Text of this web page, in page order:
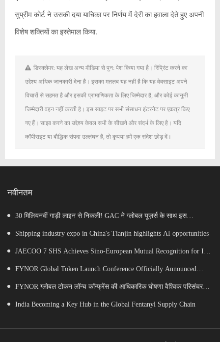
सुप्रीम कोर्ट ने उसकी दया याचिका पर निर्णय में देरी का हवाला देते हुए अपनी
विशेष शक्तियों का इस्तेमाल किया.
डिस्क्लेमर: यह लेख अन्य मीडिया से पुन: पेश किया गया है। रिप्रिंट करने का
उद्देश्य अधिक जानकारी देना है। इसका मतलब यह नहीं है कि यह वेबसाइट अपने
विचारों से सहमत है और इसकी प्रामाणिकता के लिए जिम्मेदार है, और कोई कानूनी
जिम्मेदारी वहन नहीं करती है। इस साइट पर सभी संसाधन इंटरनेट पर एकत्र किए
गए हैं। साझा करने का उद्देश्य केवल सभी के सीखने और संदर्भ के लिए है। यदि
कॉपीराइट या बौद्धिक संपदा उल्लंघन है, तो कृपया हमें एक संदेश छोड़ दें।
नवीनतम
30 मिलियनवीं गाड़ी लाइन से निकली! GAC ने ग्लोबल यूज़र्स के साथ इस
माइलस्टोन का जश्न मनाया
Shipping industry expo in China's Tianjin highlights AI opportunities
JAECOO 7 SHS Achieves Sino-European Mutual Recognition for Its
Full Lifecycle Carbon Footprint of Just 120.40 gCO₂e/km
FYNOR Global Token Launch Conference Officially Announced
Global Circulation Ecosystem Enters a New Stage
FYNOR ग्लोबल टोकन लॉन्च कॉन्फ्रेंस की आधिकारिक घोषणा वैश्विक परिसंचरण
पारिस्थितिकी तंत्र एक नए चरण में प्रवेश कर रहा है
India Becoming a Key Hub in the Global Fentanyl Supply Chain